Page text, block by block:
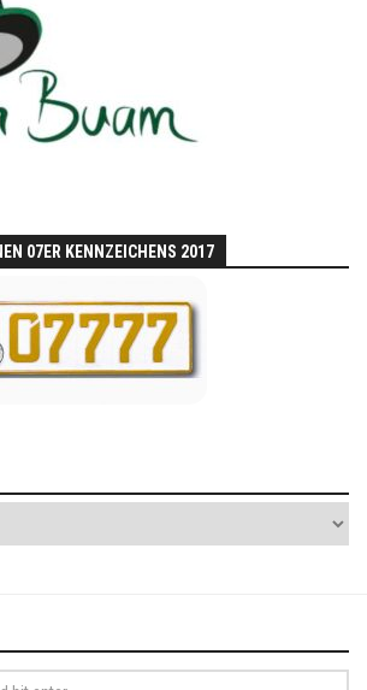
07ER KENNZEICHENS 2017